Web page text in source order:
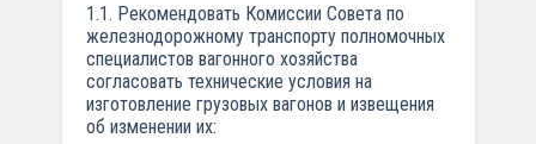
1.1. Рекомендовать Комиссии Совета по
железнодорожному транспорту полномочных
специалистов вагонного хозяйства
согласовать технические условия на
изготовление грузовых вагонов и извещения
об изменении их: